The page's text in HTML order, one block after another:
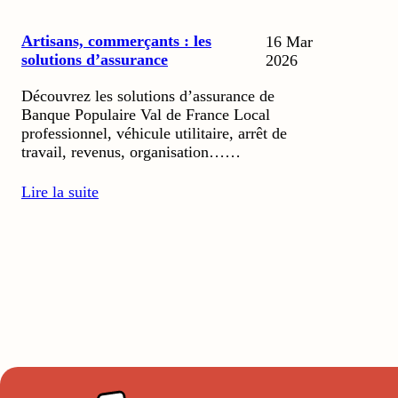
Artisans, commerçants : les
solutions d’assurance
16 Mar
2026
Découvrez les solutions d’assurance de
Banque Populaire Val de France Local
professionnel, véhicule utilitaire, arrêt de
travail, revenus, organisation……
Lire la suite